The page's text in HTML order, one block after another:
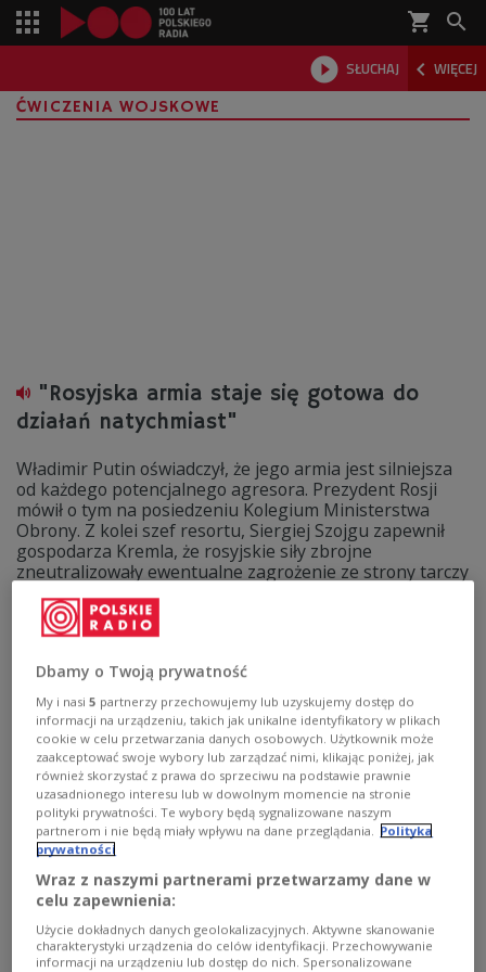
shopping_cart 
 SŁUCHAJ  WIĘCEJ

ĆWICZENIA WOJSKOWE
"Rosyjska armia staje się gotowa do
działań natychmiast"
Władimir Putin oświadczył, że jego armia jest silniejsza
od każdego potencjalnego agresora. Prezydent Rosji
mówił o tym na posiedzeniu Kolegium Ministerstwa
Obrony. Z kolei szef resortu, Siergiej Szojgu zapewnił
gospodarza Kremla, że rosyjskie siły zbrojne
zneutralizowały ewentualne zagrożenie ze strony tarczy
antyrakietowej NATO. O armii Federacji Rosyjskiej
rozmawiali w Debacie Poranka Dariusz Materniak
(polUkr.net), Michał Potocki (Dziennik Gazeta Prawna) i
Moskwie).
Zobacz więcej na temat:Rosja Władimir Putin
Europa Wschodnia Europa Unia Europejska
Maciej Jastrzębski
wojsko Białoruś NATO USA
Dbamy o Twoją prywatność
My i nasi5 partnerzy przechowujemy lub uzyskujemy dostęp do
informacji na urządzeniu, takich jak unikalne identyfikatory w plikach
cookie w celu przetwarzania danych osobowych. Użytkownik może
zaakceptować swoje wybory lub zarządzać nimi, klikając poniżej, jak
również skorzystać z prawa do sprzeciwu na podstawie prawnie
uzasadnionego interesu lub w dowolnym momencie na stronie
polityki prywatności. Te wybory będą sygnalizowane naszym
partnerom i nie będą miały wpływu na dane przeglądania.
Polityka
prywatności
Wraz z naszymi partnerami przetwarzamy dane w
celu zapewnienia:
Użycie dokładnych danych geolokalizacyjnych. Aktywne skanowanie
charakterystyki urządzenia do celów identyfikacji. Przechowywanie
informacji na urządzeniu lub dostęp do nich. Spersonalizowane